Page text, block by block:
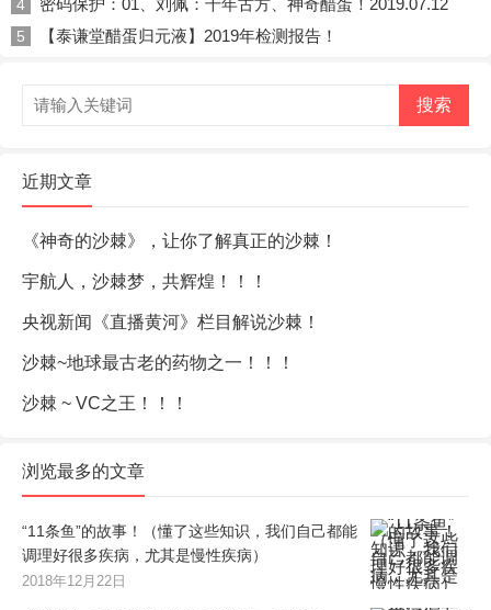
4 密码保护：01、刘佩：千年古方、神奇醋蛋！2019.07.12
5 【泰谦堂醋蛋归元液】2019年检测报告！
搜索
近期文章
《神奇的沙棘》，让你了解真正的沙棘！
宇航人，沙棘梦，共辉煌！！！
央视新闻《直播黄河》栏目解说沙棘！
沙棘~地球最古老的药物之一！！！
沙棘 ~ VC之王！！！
浏览最多的文章
“11条鱼”的故事！（懂了这些知识，我们自己都能
调理好很多疾病，尤其是慢性疾病）
2018年12月22日